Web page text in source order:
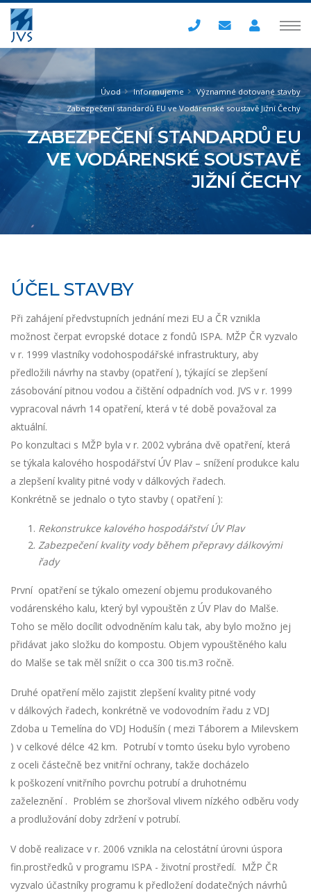
Úvod Informujeme
Významné dotované stavby
​​​​​​​Zabezpečení standardů EU ve Vodárenské soustavě Jižní Čechy
​​​​​​​ZABEZPEČENÍ STANDARDŮ EU
VE VODÁRENSKÉ SOUSTAVĚ
JIŽNÍ ČECHY
ÚČEL STAVBY
Při zahájení předvstupních jednání mezi EU a ČR vznikla
možnost čerpat evropské dotace z fondů ISPA. MŽP ČR vyzvalo
v r. 1999 vlastníky vodohospodářské infrastruktury, aby
předložili návrhy na stavby (opatření ), týkající se zlepšení
zásobování pitnou vodou a čištění odpadních vod. JVS v r. 1999
vypracoval návrh 14 opatření, která v té době považoval za
aktuální.
Po konzultaci s MŽP byla v r. 2002 vybrána dvě opatření, která
se týkala kalového hospodářství ÚV Plav – snížení produkce kalu
a zlepšení kvality pitné vody v dálkových řadech.
Konkrétně se jednalo o tyto stavby ( opatření ):
Rekonstrukce kalového hospodářství ÚV Plav
Zabezpečení kvality vody během přepravy dálkovými
řady
První opatření se týkalo omezení objemu produkovaného
vodárenského kalu, který byl vypouštěn z ÚV Plav do Malše.
Toho se mělo docílit odvodněním kalu tak, aby bylo možno jej
přidávat jako složku do kompostu. Objem vypouštěného kalu
do Malše se tak měl snížit o cca 300 tis.m3 ročně.
Druhé opatření mělo zajistit zlepšení kvality pitné vody
v dálkových řadech, konkrétně ve vodovodním řadu z VDJ
Zdoba u Temelína do VDJ Hodušín ( mezi Táborem a Milevskem
) v celkové délce 42 km. Potrubí v tomto úseku bylo vyrobeno
z oceli částečně bez vnitřní ochrany, takže docházelo
k poškození vnitřního povrchu potrubí a druhotnému
zaželeznění . Problém se zhoršoval vlivem nízkého odběru vody
a prodlužování doby zdržení v potrubí.
V době realizace v r. 2006 vznikla na celostátní úrovni úspora
fin.prostředků v programu ISPA - životní prostředí. MŽP ČR
vyzvalo účastníky programu k předložení dodatečných návrhů